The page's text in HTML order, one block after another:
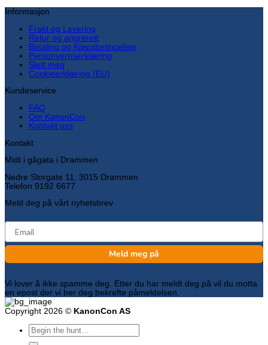
Informasjon
Frakt og Levering
Retur og angrerett
Betaling og Kjøpsbetingelser
Personvernserklæring
Slett meg
Cookieerklæring (EU)
Kundeservice
FAQ
Om KanonCon
Kontakt oss
Kontakt
Midt i gågata i Drammen
Nedre Storgate 11, 3015 Drammen
Telefon 9192 6677
Meld deg på vårt nyhetsbrev
email
Meld meg på
Vi lover å ikke spamme deg. Etter du har meldt deg på vil du motta
en epost der vi ber deg bekrefte påmeldelsen.
Copyright 2026 © KanonCon AS
Søk
etter: